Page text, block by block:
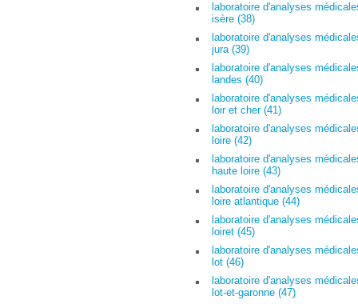
laboratoire d'analyses
isère (38)
laboratoire d'analyses
jura (39)
laboratoire d'analyses
landes (40)
laboratoire d'analyses
loir et cher (41)
laboratoire d'analyses
loire (42)
laboratoire d'analyses
haute loire (43)
laboratoire d'analyses
loire atlantique (44)
laboratoire d'analyses
loiret (45)
laboratoire d'analyses
lot (46)
laboratoire d'analyses
lot-et-garonne (47)